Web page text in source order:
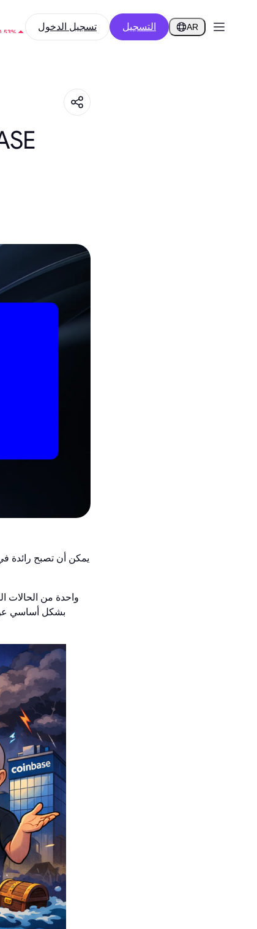
تسجيل الدخول التسجيل AR